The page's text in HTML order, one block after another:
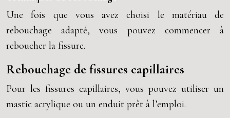
Une fois que vous avez choisi le matériau de
rebouchage adapté, vous pouvez commencer à
reboucher la fissure.
Rebouchage de fissures capillaires
Pour les fissures capillaires, vous pouvez utiliser un
mastic acrylique ou un enduit prêt à l’emploi.